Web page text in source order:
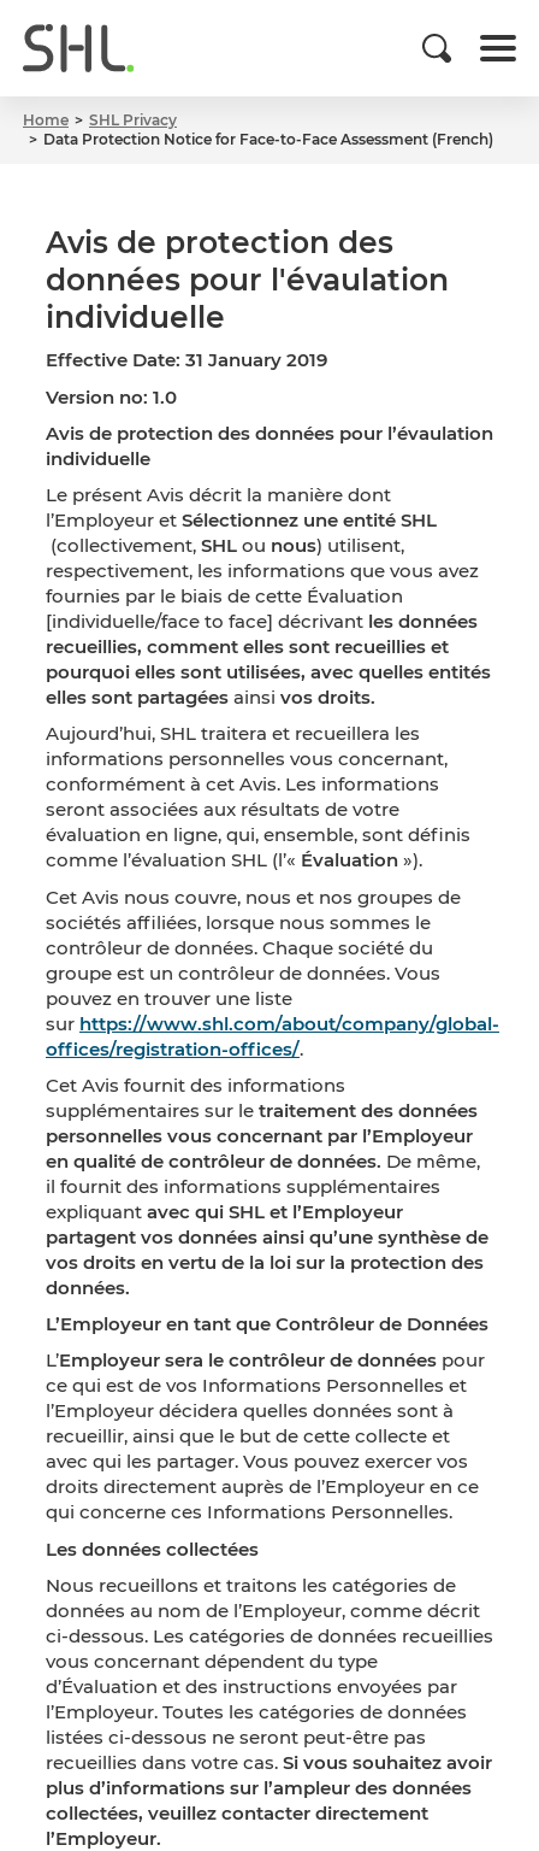
Home
SHL Privacy
Data Protection Notice for Face-to-Face Assessment (French)
Avis de protection des
données pour l'évaulation
individuelle
Effective Date: 31 January 2019
Version no: 1.0
Avis de protection des données pour l’évaulation
individuelle
Le présent Avis décrit la manière dont
l’Employeur et Sélectionnez une entité SHL
(collectivement, SHL ou nous) utilisent,
respectivement, les informations que vous avez
fournies par le biais de cette Évaluation
[individuelle/face to face] décrivant les données
recueillies, comment elles sont recueillies et
pourquoi elles sont utilisées, avec quelles entités
elles sont partagées ainsi vos droits.
Aujourd’hui, SHL traitera et recueillera les
informations personnelles vous concernant,
conformément à cet Avis. Les informations
seront associées aux résultats de votre
évaluation en ligne, qui, ensemble, sont définis
comme l’évaluation SHL (l’« Évaluation »).
Cet Avis nous couvre, nous et nos groupes de
sociétés affiliées, lorsque nous sommes le
contrôleur de données. Chaque société du
groupe est un contrôleur de données. Vous
pouvez en trouver une liste
sur https://www.shl.com/about/company/global-
offices/registration-offices/.
Cet Avis fournit des informations
supplémentaires sur le traitement des données
personnelles vous concernant par l’Employeur
en qualité de contrôleur de données. De même,
il fournit des informations supplémentaires
expliquant avec qui SHL et l’Employeur
partagent vos données ainsi qu’une synthèse de
vos droits en vertu de la loi sur la protection des
données.
L’Employeur en tant que Contrôleur de Données
L’Employeur sera le contrôleur de données pour
ce qui est de vos Informations Personnelles et
l’Employeur décidera quelles données sont à
recueillir, ainsi que le but de cette collecte et
avec qui les partager. Vous pouvez exercer vos
droits directement auprès de l’Employeur en ce
qui concerne ces Informations Personnelles.
Les données collectées
Nous recueillons et traitons les catégories de
données au nom de l’Employeur, comme décrit
ci-dessous. Les catégories de données recueillies
vous concernant dépendent du type
d’Évaluation et des instructions envoyées par
l’Employeur. Toutes les catégories de données
listées ci-dessous ne seront peut-être pas
recueillies dans votre cas. Si vous souhaitez avoir
plus d’informations sur l’ampleur des données
collectées, veuillez contacter directement
l’Employeur.